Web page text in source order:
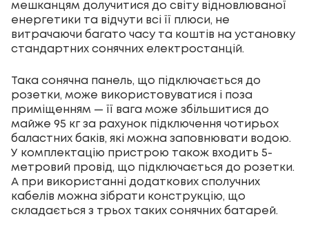
мешканцям долучитися до світу відновлюваної
енергетики та відчути всі її плюси, не
витрачаючи багато часу та коштів на установку
стандартних сонячних електростанцій.
Така сонячна панель, що підключається до
розетки, може використовуватися і поза
приміщенням — її вага може збільшитися до
майже 95 кг за рахунок підключення чотирьох
баластних баків, які можна заповнювати водою.
У комплектацію пристрою також входить 5-
метровий провід, що підключається до розетки.
А при використанні додаткових сполучних
кабелів можна зібрати конструкцію, що
складається з трьох таких сонячних батарей.